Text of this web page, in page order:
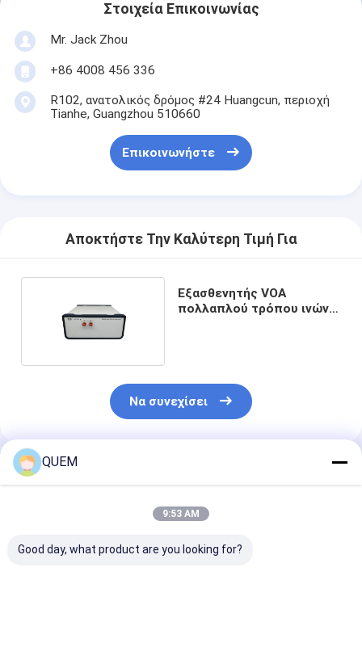
Στοιχεία Επικοινωνίας
Mr. Jack Zhou
+86 4008 456 336
R102, ανατολικός δρόμος #24 Huangcun, περιοχή
Tianhe, Guangzhou 510660
Επικοινωνήστε
Αποκτήστε Την Καλύτερη Τιμή Για
Εξασθενητής VOA
πολλαπλού τρόπου ινών
Να συνεχίσει
Συνιστώμενα Προϊόντα
QUEM
9:53 AM
Good day, what product are you looking for?